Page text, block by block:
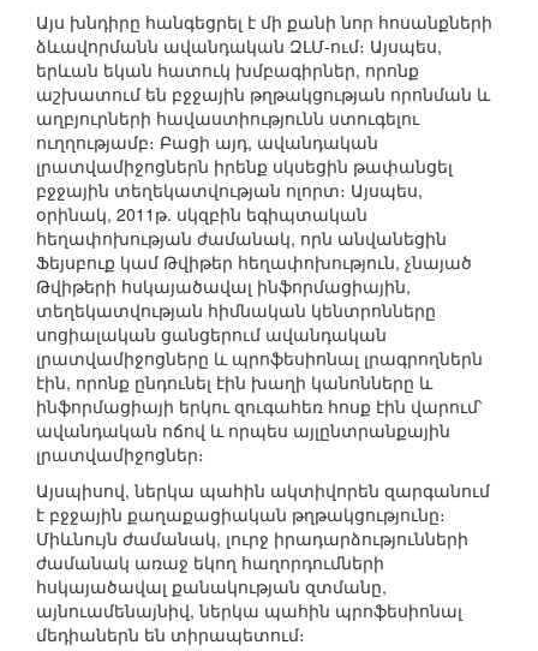
Այս խնդիրը հանգեցրել է մի քանի նոր հոսանքների
ձևավորմանն ավանդական ԶԼՄ-ում։ Այսպես,
երևան եկան հատուկ խմբագիրներ, որոնք
աշխատում են բջջային թղթակցության որոնման և
աղբյուրների հավաստիությունն ստուգելու
ուղղությամբ։ Բացի այդ, ավանդական
լրատվամիջոցներն իրենք սկսեցին թափանցել
բջջային տեղեկատվության ոլորտ։ Այսպես,
օրինակ, 2011թ. սկզբին եգիպտական
հեղափոխության ժամանակ, որն անվանեցին
Ֆեյսբուք կամ Թվիթեր հեղափոխություն, չնայած
Թվիթերի հսկայածավալ ինֆորմացիային,
տեղեկատվության հիմնական կենտրոնները
սոցիալական ցանցերում ավանդական
լրատվամիջոցները և պրոֆեսիոնալ լրագրողներն
էին, որոնք ընդունել էին խաղի կանոնները և
ինֆորմացիայի երկու զուգահեռ հոսք էին վարում՝
ավանդական ոճով և որպես այլընտրանքային
լրատվամիջոցներ։
Այսպիսով, ներկա պահին ակտիվորեն զարգանում
է բջջային քաղաքացիական թղթակցությունը։
Միևնույն ժամանակ, լուրջ իրադարձությունների
ժամանակ առաջ եկող հաղորդումների
հսկայածավալ քանակության զտմանը,
այնուամենայնիվ, ներկա պահին պրոֆեսիոնալ
մեդիաներն են տիրապետում։